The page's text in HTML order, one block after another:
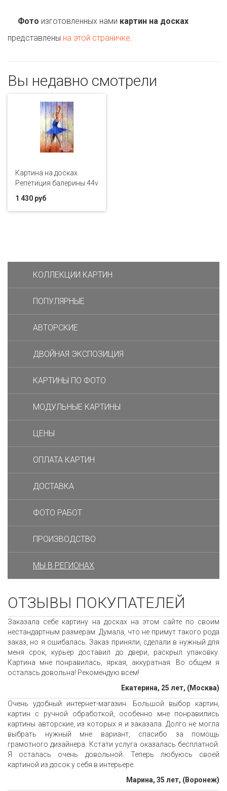
Фото изготовленных нами картин на досках
представлены на этой страничке.
Вы недавно смотрели
Картина на досках
Репетиция балерины 44v
1 430 руб
КОЛЛЕКЦИИ КАРТИН
ПОПУЛЯРНЫЕ
АВТОРСКИЕ
ДВОЙНАЯ ЭКСПОЗИЦИЯ
КАРТИНЫ ПО ФОТО
МОДУЛЬНЫЕ КАРТИНЫ
ЦЕНЫ
ОПЛАТА КАРТИН
ДОСТАВКА
ФОТО РАБОТ
ПРОИЗВОДСТВО
МЫ В РЕГИОНАХ
ОТЗЫВЫ ПОКУПАТЕЛЕЙ
Заказала себе картину на досках на этом сайте по своим
нестандартным размерам. Думала, что не примут такого рода
заказ, но я ошибалась. Заказ приняли, сделали в нужный для
меня срок, курьер доставил до двери, раскрыл упаковку.
Картина мне понравилась, яркая, аккуратная. Во общем я
осталась довольна! Рекомендую всем!
Екатерина, 25 лет, (Москва)
Очень удобный интернет-магазин. Большой выбор картин,
картин с ручной обработкой, особенно мне понравились
картины авторские, из которых я и заказала. Долго не могла
выбрать нужный мне вариант, спасибо за помощь
грамотного дизайнера. Кстати услуга оказалась бесплатной.
Я осталась очень довольной. Теперь любуюсь своей
картиной из досок у себя в интерьере.
Марина, 35 лет, (Воронеж)